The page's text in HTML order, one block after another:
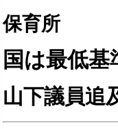
保育所
国は最低基
山下議員追